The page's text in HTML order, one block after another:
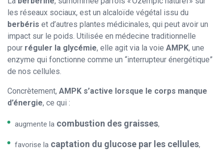
les réseaux sociaux, est un alcaloïde végétal issu du
berbéris et d’autres plantes médicinales, qui peut avoir un
impact sur le poids. Utilisée en médecine traditionnelle
pour réguler la glycémie, elle agit via la voie AMPK, une
enzyme qui fonctionne comme un “interrupteur énergétique”
de nos cellules.
Concrètement, AMPK s’active lorsque le corps manque
d’énergie, ce qui :
augmente la combustion des graisses,
favorise la captation du glucose par les cellules,